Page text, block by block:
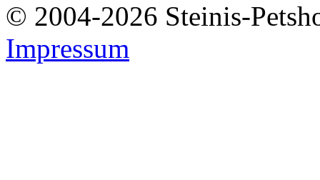
© 2004-2026 Steinis-
Impressum